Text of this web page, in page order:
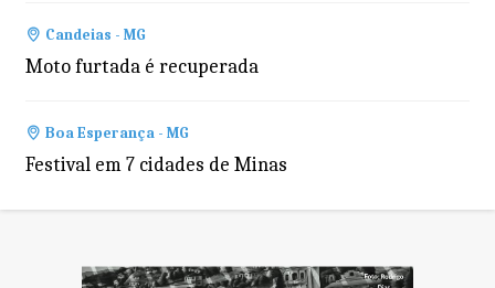
Candeias - MG
Moto furtada é recuperada
Boa Esperança - MG
Festival em 7 cidades de Minas